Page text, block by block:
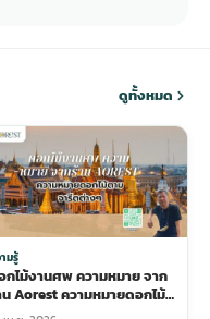
ดูทั้งหมด
มรู้
กไม้งานศพ ความหมาย จาก
น Aorest ความหมายดอกไม้
ๆ